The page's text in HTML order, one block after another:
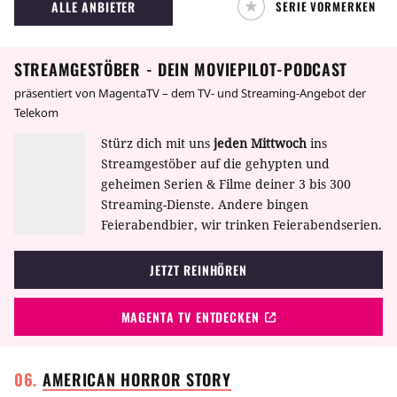
Kriminal im Auftrag des FBI lösen, werden sie
Verschwörung konfrontiert, die im
sogenannten Mytharc behandelt wird.
ALLE ANBIETER SERIE VORMERKEN
STREAMGESTÖBER - DEIN MOVIEPILOT-PODCAST
präsentiert von MagentaTV – dem TV- und Streaming-Angebot der
Telekom
Stürz dich mit uns jeden Mittwoch ins
Streamgestöber auf die gehypten und
geheimen Serien & Filme deiner 3 bis 300
Streaming-Dienste. Andere bingen
Feierabendbier, wir trinken Feierabendserien.
JETZT REINHÖREN
MAGENTA TV ENTDECKEN
AMERICAN HORRORSTORY